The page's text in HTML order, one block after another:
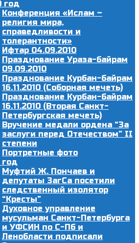
год
Конференция «Ислам –
религия мира,
справедливости и
толерантности»
Ифтар 04.09.2010
Празднование Ураза-байрам
09.09.2010
Празднование Курбан-байрам
16.11.2010 (Соборная мечеть)
Празднование Курбан-байрам
16.11.2010 (Вторая Санкт-
Петербургская мечеть)
Вручение медали ордена “За
заслуги перед Отечеством” II
степени
Портретные фото
год
Муфтий Ж. Пончаев и
депутаты ЗагСа посетили
следственный изолятор
“Кресты”
Духовное управление
мусульман Санкт-Петербурга
и УФСИН по С-Пб и
Ленобласти подписали